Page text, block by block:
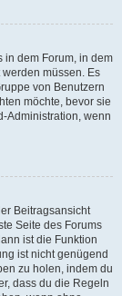
in dem Forum, in dem
müssen. Es
von Benutzern
möchte, bevor sie
Administration, wenn
Beitragsansicht
Seite des Forums
ist die Funktion
ist nicht genügend
zu holen, indem du
dass du die Regeln